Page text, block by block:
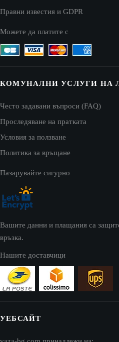
Правни известия и GDPR
Можете да платите с
КОМУНАЛНИ УСЛУГИ НА
Често задавани въпроси (FAQ)
Проследяване на пратката
Условия за ползване
Политика за връщане
Пазарувайте сигурно
Вашите данни и плащания са
връзка.
Нашите доставчици
УЕБСАЙТ